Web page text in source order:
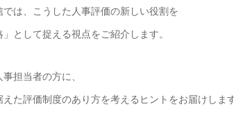
では、こうした人事評価の新しい役割を
」として捉える視点をご紹介します。
担当者の方に、
た評価制度のあり方を考えるヒントをお届けします